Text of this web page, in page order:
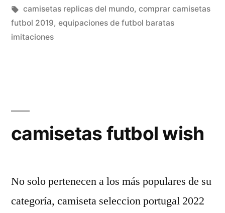
en
Etiquetas:
camisetas replicas del mundo, comprar camisetas
futbol 2019, equipaciones de futbol baratas
imitaciones
camisetas futbol wish
No solo pertenecen a los más populares de su
categoría, camiseta seleccion portugal 2022